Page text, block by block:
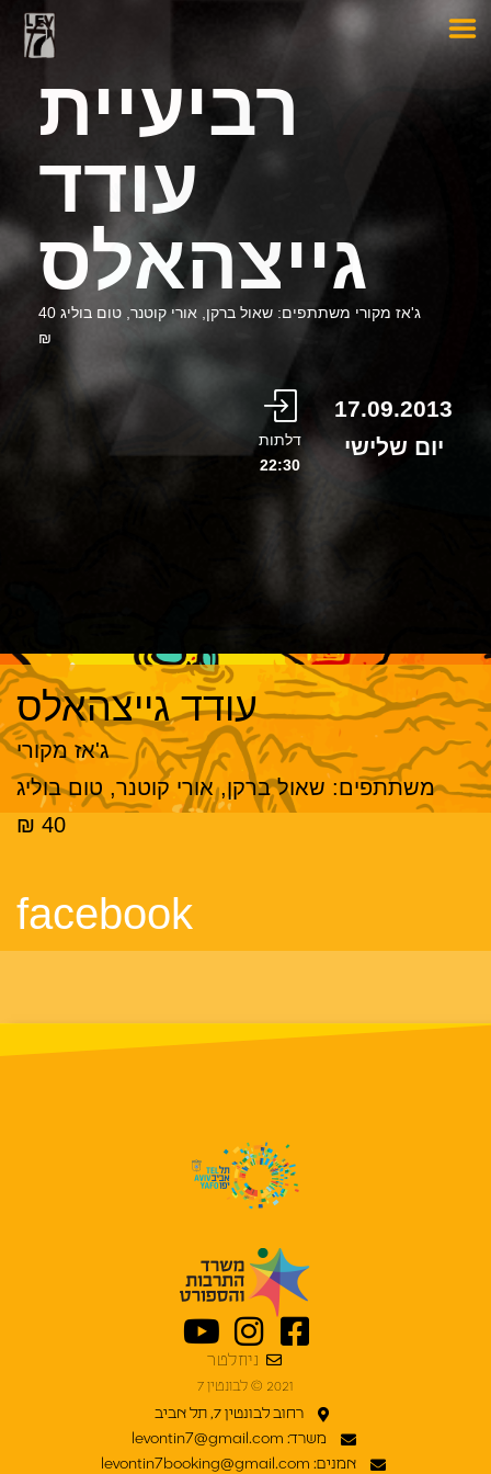
רביעיית
עודד
גייצהאלס
ג'אז מקורי משתתפים: שאול ברקן, אורי קוטנר, טום בוליג 40
₪
17.09.2013
יום שלישי
דלתות
22:30
עודד גייצהאלס
ג'אז מקורי
משתתפים: שאול ברקן, אורי קוטנר, טום בוליג
40 ₪
facebook
רחוב לבונטין 7, תל אביב
משרד: levontin7@gmail.com
אמנים: levontin7booking@gmail.com
ניוזלטר
2021 © לבונטין 7